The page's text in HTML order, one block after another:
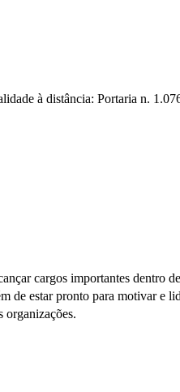
à distância: Portaria n.
cargos importantes dentro
de estar pronto para motivar e
organizações.